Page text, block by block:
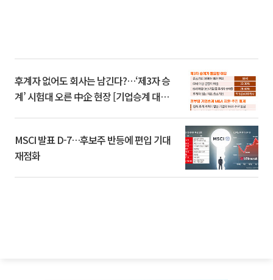
후계자 없어도 회사는 남긴다?…‘제3자 승
계’ 시험대 오른 中企 현장 [기업승계 대전
MSCI 발표 D-7…후보주 반등에 편입 기대
재점화